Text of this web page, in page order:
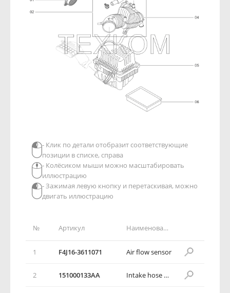
№ Артикул Наименование детали
1 F4J16-3611071 Air flow sensor
2 151000133AA Intake hose assy
- Клик по детали отобразит соответствующие
позиции в списке, справа
- Колёсиком мыши можно масштабировать
иллюстрацию
- Зажимая левую кнопку и перетаскивая, можно
двигать иллюстрацию